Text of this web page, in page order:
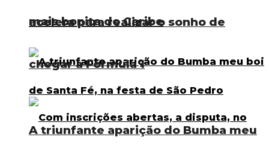
mais bonita do Caribe
A triunfante aparição do Bumba meu
acelera para realizar o sonho de
chegar à Fórmula 1